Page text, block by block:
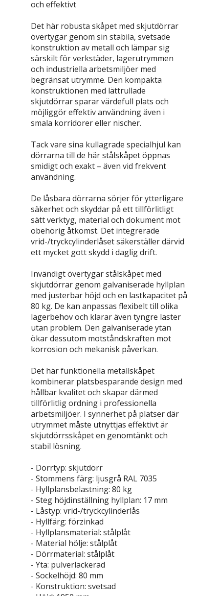
och effektivt
Det här robusta skåpet med skjutdörrar
övertygar genom sin stabila, svetsade
konstruktion av metall och lämpar sig
särskilt för verkstäder, lagerutrymmen
och industriella arbetsmiljöer med
begränsat utrymme. Den kompakta
konstruktionen med lättrullade
skjutdörrar sparar värdefull plats och
möjliggör effektiv användning även i
smala korridorer eller nischer.
Tack vare sina kullagrade specialhjul kan
dörrarna till de här stålskåpet öppnas
smidigt och exakt – även vid frekvent
användning.
De låsbara dörrarna sörjer för ytterligare
säkerhet och skyddar på ett tillförlitligt
sätt verktyg, material och dokument mot
obehörig åtkomst. Det integrerade
vrid-/tryckcylinderlåset säkerställer därvid
ett mycket gott skydd i daglig drift.
Invändigt övertygar stålskåpet med
skjutdörrar genom galvaniserade hyllplan
med justerbar höjd och en lastkapacitet på
80 kg. De kan anpassas flexibelt till olika
lagerbehov och klarar även tyngre laster
utan problem. Den galvaniserade ytan
ökar dessutom motståndskraften mot
korrosion och mekanisk påverkan.
Det här funktionella metallskåpet
kombinerar platsbesparande design med
hållbar kvalitet och skapar därmed
tillförlitlig ordning i professionella
arbetsmiljöer. I synnerhet på platser där
utrymmet måste utnyttjas effektivt är
skjutdörrsskåpet en genomtänkt och
stabil lösning.
- Dörrtyp: skjutdörr
- Stommens färg: ljusgrå RAL 7035
- Hyllplansbelastning: 80 kg
- Steg höjdinställning hyllplan: 17 mm
- Låstyp: vrid-/tryckcylinderlås
- Hyllfärg: förzinkad
- Hyllplansmaterial: stålplåt
- Material hölje: stålplåt
- Dörrmaterial: stålplåt
- Yta: pulverlackerad
- Sockelhöjd: 80 mm
- Konstruktion: svetsad